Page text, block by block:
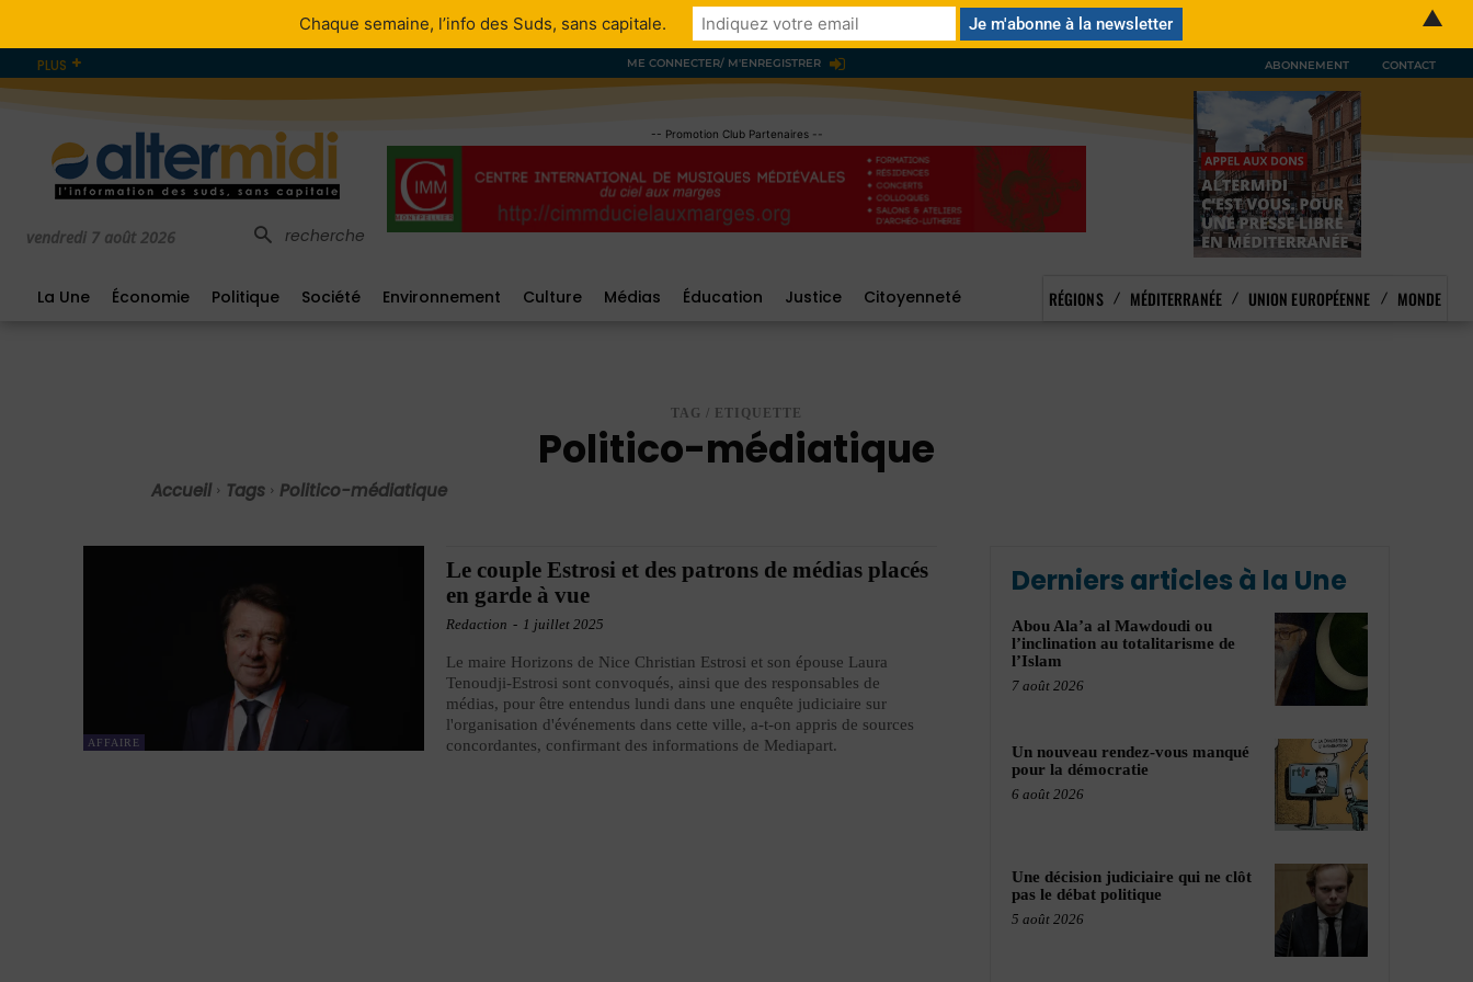
PLUS ME CONNECTER/ M'ENREGISTRER ABONNEMENT CONTACT
vendredi 7 août 2026 recherche
-- Promotion Club Partenaires --
La Une Économie Politique Société Environnement Culture Médias Éducation Justice Citoyenneté RÉGIONS MÉDITERRANÉE UNION EUROPÉENNE MONDE
TAG / ETIQUETTE
Politico-médiatique
Accueil Tags Politico-médiatique
AFFAIRE
Le couple Estrosi et des patrons de médias placés
en garde à vue
Redaction - 1 juillet 2025
Le maire Horizons de Nice Christian Estrosi et son épouse Laura
Tenoudji-Estrosi sont convoqués, ainsi que des responsables de
médias, pour être entendus lundi dans une enquête judiciaire sur
l'organisation d'événements dans cette ville, a-t-on appris de sources
concordantes, confirmant des informations de Mediapart.
Derniers articles à la Une
Abou Ala’a al Mawdoudi ou
l’inclination au totalitarisme de
l’Islam
7 août 2026
Un nouveau rendez-vous manqué
pour la démocratie
6 août 2026
Une décision judiciaire qui ne clôt
pas le débat politique
5 août 2026
Chaque semaine, l’info des Suds, sans capitale. ▲